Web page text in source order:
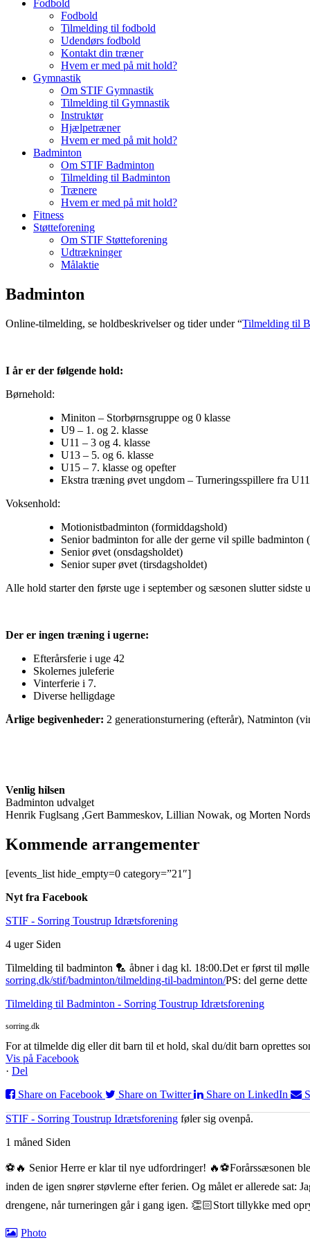
Fodbold
Fodbold
Tilmelding til fodbold
Udendørs fodbold
Kontakt din træner
Hvem er med på mit hold?
Gymnastik
Om STIF Gymnastik
Tilmelding til Gymnastik
Instruktør
Hjælpetræner
Hvem er med på mit hold?
Badminton
Om STIF Badminton
Tilmelding til Badminton
Trænere
Hvem er med på mit hold?
Fitness
Støtteforening
Om STIF Støtteforening
Udtrækninger
Målaktie
Badminton
Online-tilmelding, se holdbeskrivelser og tider under “Tilmelding til
I år er der følgende hold:
Børnehold:
Miniton – Storbørnsgruppe og 0 klasse
U9 – 1. og 2. klasse
U11 – 3 og 4. klasse
U13 – 5. og 6. klasse
U15 – 7. klasse og opefter
Ekstra træning øvet ungdom – Turneringsspillere fra
Voksenhold:
Motionistbadminton (formiddagshold)
Senior badminton for alle der gerne vil spille badminton
Senior øvet (onsdagsholdet)
Senior super øvet (tirsdagsholdet)
Alle hold starter den første uge i september og sæsonen slutter sidste
Der er ingen træning i ugerne:
Efterårsferie i uge 42
Skolernes juleferie
Vinterferie i 7.
Diverse helligdage
Årlige begivenheder: 2 generationsturnering (efterår), Natminton
Venlig hilsen
Badminton udvalget
Henrik Fuglsang ,Gert Bammeskov, Lillian Nowak, og Morten
Kommende arrangementer
[events_list hide_empty=0 category=”21″]
Nyt fra Facebook
STIF - Sorring Toustrup Idrætsforening
4 uger Siden
Tilmelding til badminton 🏸 åbner i dag kl. 18:00.Det er først til
sorring.dk/stif/badminton/tilmelding-til-badminton/PS: del gerne
Tilmelding til Badminton - Sorring Toustrup Idrætsforening
sorring.dk
For at tilmelde dig eller dit barn til et hold, skal du/dit barn oprettes
Vis på Facebook
· Del
Share on Facebook
Share on Twitter Share on LinkedIn
STIF - Sorring Toustrup Idrætsforening føler sig ovenpå.
1 måned Siden
⚽️🔥 Senior Herre er klar til nye udfordringer! 🔥⚽️Forårssæsonen
inden de igen snører støvlerne efter ferien. Og målet er allerede sat:
drengene, når turneringen går i gang igen. 👏🏻Stort tillykke med
Photo